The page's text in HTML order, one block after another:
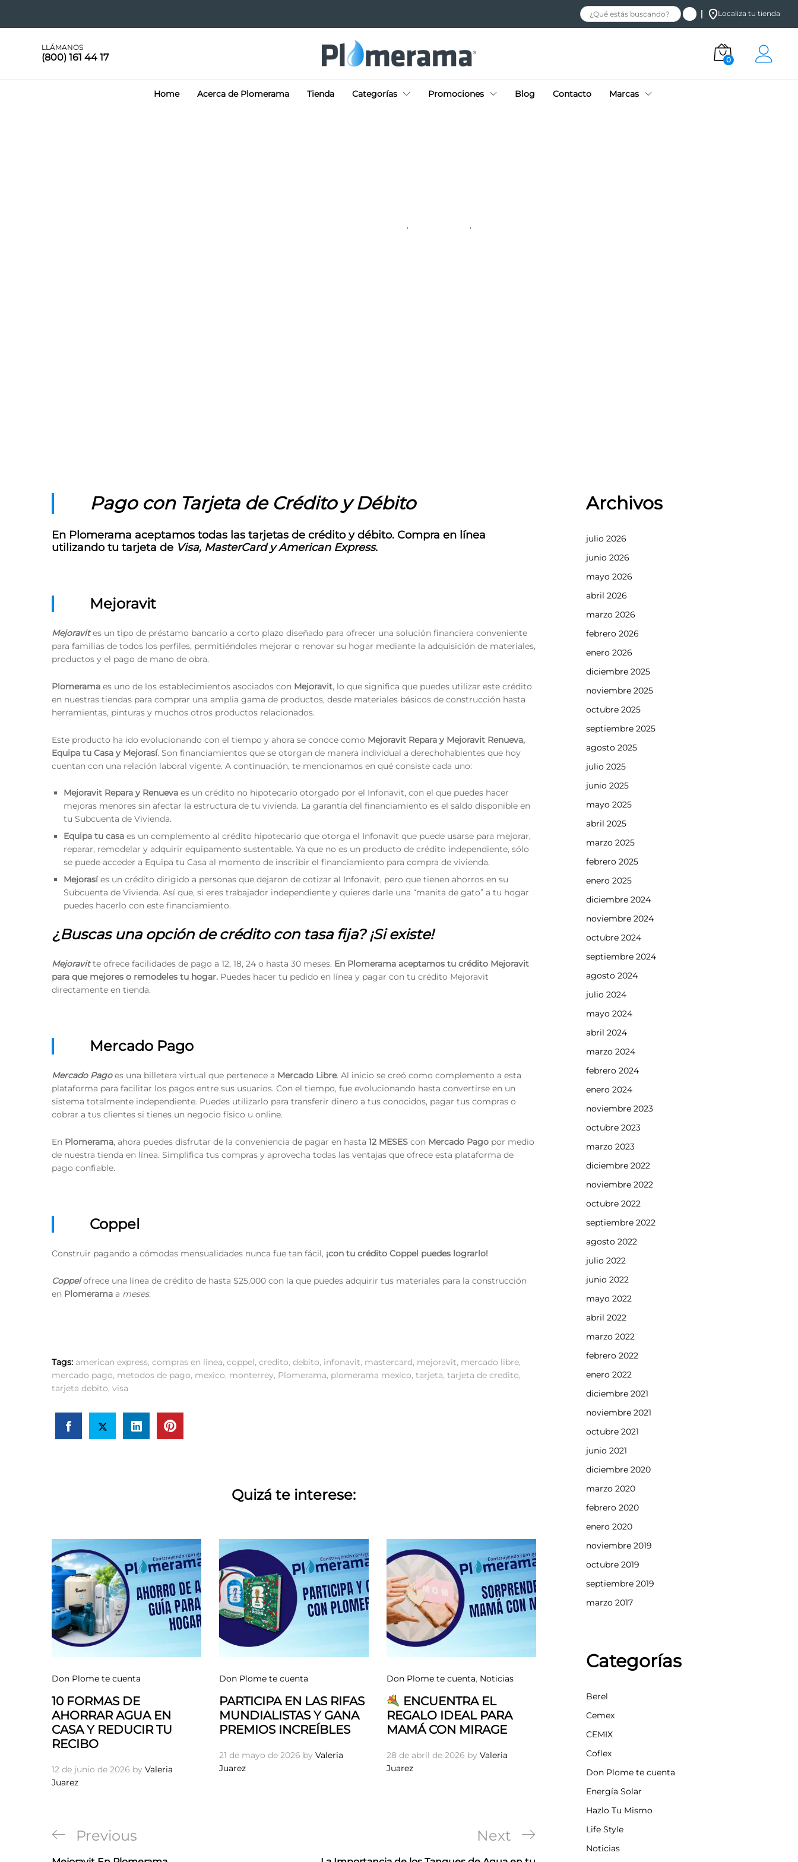
Localiza tu tienda
LLÁMANOS
(800) 161 44 17 0
Home Acerca de Plomerama Tienda Categorías Promociones Blog Contacto Marcas
, ,
Pago con Tarjeta de Crédito y Débito
En Plomerama aceptamos todas las tarjetas de crédito y débito. Compra en línea
utilizando tu tarjeta de Visa, MasterCard y American Express.
Mejoravit
Mejoravit es un tipo de préstamo bancario a corto plazo diseñado para ofrecer una solución financiera conveniente
para familias de todos los perfiles, permitiéndoles mejorar o renovar su hogar mediante la adquisición de materiales,
productos y el pago de mano de obra.
Plomerama es uno de los establecimientos asociados con Mejoravit, lo que significa que puedes utilizar este crédito
en nuestras tiendas para comprar una amplia gama de productos, desde materiales básicos de construcción hasta
herramientas, pinturas y muchos otros productos relacionados.
Este producto ha ido evolucionando con el tiempo y ahora se conoce como Mejoravit Repara y Mejoravit Renueva,
Equipa tu Casa y Mejorasí. Son financiamientos que se otorgan de manera individual a derechohabientes que hoy
cuentan con una relación laboral vigente. A continuación, te mencionamos en qué consiste cada uno:
Mejoravit Repara y Renueva es un crédito no hipotecario otorgado por el Infonavit, con el que puedes hacer
mejoras menores sin afectar la estructura de tu vivienda. La garantía del financiamiento es el saldo disponible en
tu Subcuenta de Vivienda.
Equipa tu casa es un complemento al crédito hipotecario que otorga el Infonavit que puede usarse para mejorar,
reparar, remodelar y adquirir equipamento sustentable. Ya que no es un producto de crédito independiente, sólo
se puede acceder a Equipa tu Casa al momento de inscribir el financiamiento para compra de vivienda.
Mejorasíes un crédito dirigido a personas que dejaron de cotizar al Infonavit, pero que tienen ahorros en su
Subcuenta de Vivienda. Así que, si eres trabajador independiente y quieres darle una “manita de gato” a tu hogar
puedes hacerlo con este financiamiento.
¿Buscas una opción de crédito con tasa fija? ¡Si existe!
Mejoravit te ofrece facilidades de pago a 12, 18, 24 o hasta 30 meses. En Plomerama aceptamos tu crédito Mejoravit
para que mejores o remodeles tu hogar. Puedes hacer tu pedido en línea y pagar con tu crédito Mejoravit
directamente en tienda.
Mercado Pago
Mercado Pago es una billetera virtual que pertenece a Mercado Libre. Al inicio se creó como complemento a esta
plataforma para facilitar los pagos entre sus usuarios. Con el tiempo, fue evolucionando hasta convertirse en un
sistema totalmente independiente. Puedes utilizarlo para transferir dinero a tus conocidos, pagar tus compras o
cobrar a tus clientes si tienes un negocio físico u online.
En Plomerama, ahora puedes disfrutar de la conveniencia de pagar en hasta 12 MESES con Mercado Pago por medio
de nuestra tienda en línea. Simplifica tus compras y aprovecha todas las ventajas que ofrece esta plataforma de
pago confiable.
Coppel
Construir pagando a cómodas mensualidades nunca fue tan fácil, ¡con tu crédito Coppel puedes lograrlo!
Coppel ofrece una línea de crédito de hasta $25,000 con la que puedes adquirir tus materiales para la construcción
en Plomerama a meses.
Tags: american express, compras en linea, coppel, credito, debito, infonavit, mastercard, mejoravit, mercado libre,
mercado pago, metodos de pago, mexico, monterrey, Plomerama, plomerama mexico, tarjeta, tarjeta de credito,
tarjeta debito, visa
Quizá te interese:
Don Plome te cuenta
10 FORMAS DE
AHORRAR AGUA EN
CASA Y REDUCIR TU
RECIBO
12 de junio de 2026 by Valeria
Juarez
Don Plome te cuenta
PARTICIPA EN LAS RIFAS
MUNDIALISTAS Y GANA
PREMIOS INCREÍBLES
21 de mayo de 2026 by Valeria
Juarez
Don Plome te cuenta, Noticias
ENCUENTRA EL
REGALO IDEAL PARA
MAMÁ CON MIRAGE
28 de abril de 2026 by Valeria
Juarez
Navegación
de
Previous
Post
Previous
Next
Post
Next
Archivos
julio 2026
junio 2026
mayo 2026
abril 2026
marzo 2026
febrero 2026
enero 2026
diciembre 2025
noviembre 2025
octubre 2025
septiembre 2025
agosto 2025
julio 2025
junio 2025
mayo 2025
abril 2025
marzo 2025
febrero 2025
enero 2025
diciembre 2024
noviembre 2024
octubre 2024
septiembre 2024
agosto 2024
julio 2024
mayo 2024
abril 2024
marzo 2024
febrero 2024
enero 2024
noviembre 2023
octubre 2023
marzo 2023
diciembre 2022
noviembre 2022
octubre 2022
septiembre 2022
agosto 2022
julio 2022
junio 2022
mayo 2022
abril 2022
marzo 2022
febrero 2022
enero 2022
diciembre 2021
noviembre 2021
octubre 2021
junio 2021
diciembre 2020
marzo 2020
febrero 2020
enero 2020
noviembre 2019
octubre 2019
septiembre 2019
marzo 2017
Categorías
Berel
Cemex
CEMIX
Coflex
Don Plome te cuenta
Energía Solar
Hazlo Tu Mismo
Life Style
Noticias